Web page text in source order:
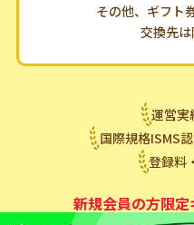
その他、ギフト
交換先は
運営実
国際規格ISMS
登録料
新規会員の方限定